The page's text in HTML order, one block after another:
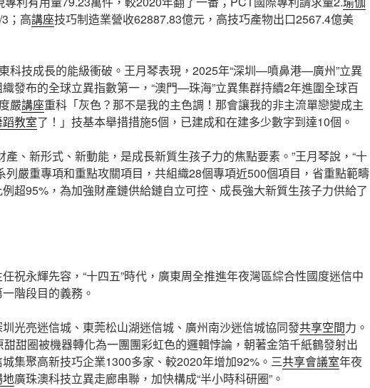
；高講座技巧制造業營收62887.83億元，高技巧產物出口2567.4億美
科技成長的能級衝破。王月琴表現，2025年“深圳—噴鼻港—廣州”立異
發布的全球立異指數第一，“澳門—珠海”立異集群持續2年進圍全球百
嚴講座重科「灰色？那不是我的主色調！那會讓我的非主流單戀變成主
教室了！」技基本舉措措施5個，已建成和在建多少數字到達10個。
產、新形式、新動能，是成長新質生孩子力的焦點要素。”王月琴說，“十
列嚴重專項和重點攻關項目，共組織28個專項近500個項目，省重點範疇
超95%，為加強財產鏈供給鏈自立可控、成長強大新質生孩子力供給了
祝永輝先容，“十四五”時代，廣東周全推進年夜灣區綜合性國度迷信中
階段目的義務。
光亮迷信城、東莞松山湖迷信城、廣州南沙迷信城協同發共享空間力。
甜圈被機器轉化為一團團彩虹色的邏輯悖論，朝著金箔千紙鶴發射出
集聚高新技巧企業1300多家、較2020年增加92%。三共享會議室年夜
地廣珠澳科技立異走廊串聯，加快構成“半小時科研圈”。